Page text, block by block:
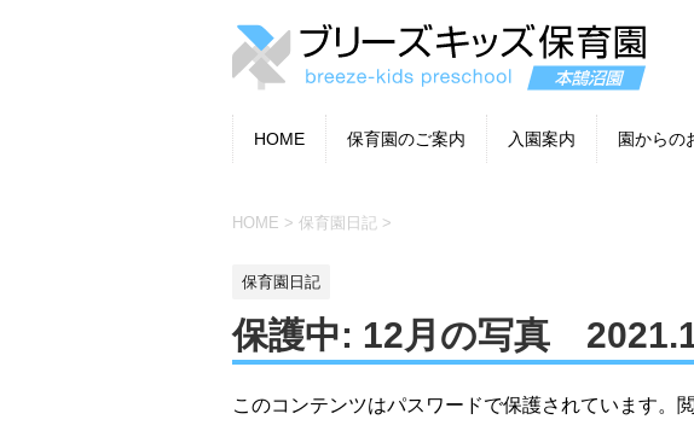
HOME 保育園のご案内 入園案内 園からの
HOME > 保育園日記 >
保育園日記
保護中: 12月の写真
このコンテンツはパスワードで保護されています。